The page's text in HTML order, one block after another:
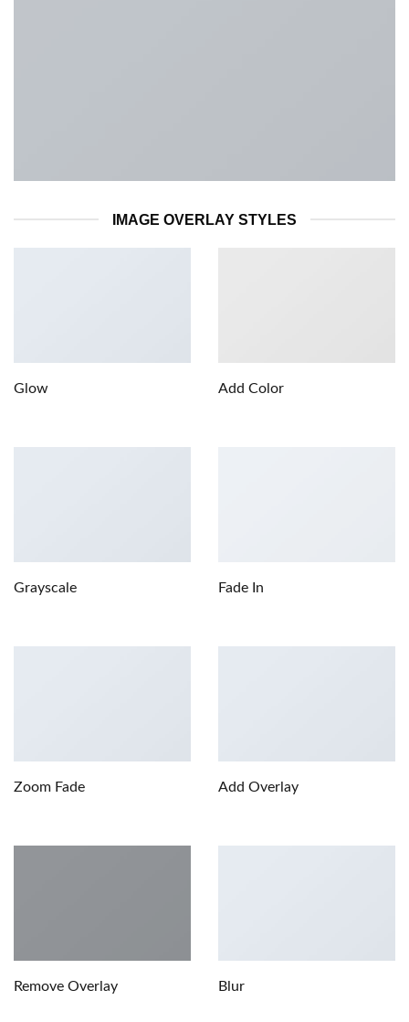
IMAGE OVERLAY STYLES
Glow Add Color
Grayscale Fade In
Zoom Fade Add Overlay
Remove Overlay Blur